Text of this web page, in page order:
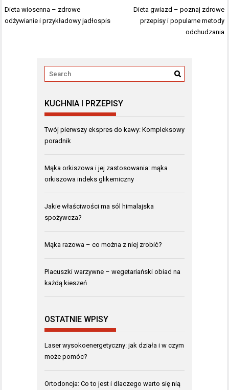
Nawigacja
wpisu
Dieta wiosenna – zdrowe
odżywianie i przykładowy jadłospis
Dieta gwiazd – poznaj zdrowe
przepisy i popularne metody
odchudzania
KUCHNIA I PRZEPISY
Twój pierwszy ekspres do kawy: Kompleksowy
poradnik
Mąka orkiszowa i jej zastosowania: mąka
orkiszowa indeks glikemiczny
Jakie właściwości ma sól himalajska
spożywcza?
Mąka razowa – co można z niej zrobić?
Placuszki warzywne – wegetariański obiad na
każdą kieszeń
OSTATNIE WPISY
Laser wysokoenergetyczny: jak działa i w czym
może pomóc?
Ortodoncja: Co to jest i dlaczego warto się nią